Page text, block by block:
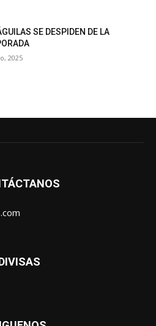
SE DESPIDEN DE LA
2025